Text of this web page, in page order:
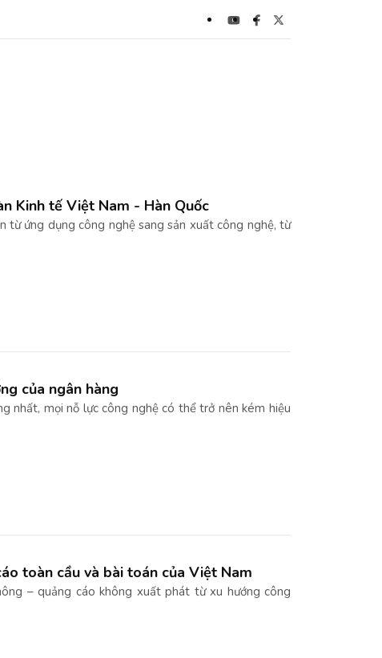
Kinh tế Việt Nam - Hàn Quốc
từ ứng dụng công nghệ sang sản xuất công nghệ, từ
của ngân hàng
nhất, mọi nỗ lực công nghệ có thể trở nên kém hiệu
toàn cầu và bài toán của Việt Nam
– quảng cáo không xuất phát từ xu hướng công